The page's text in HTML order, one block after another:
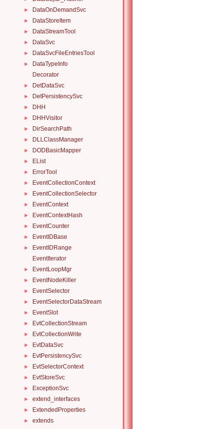
► DataOnDemandSvc
► DataStoreItem
► DataStreamTool
► DataSvc
► DataSvcFileEntriesTool
►
DataTypeInfo
Decorator
► DetDataSvc
► DetPersistencySvc
► DHH
► DHHVisitor
► DirSearchPath
► DLLClassManager
► DODBasicMapper
► EList
► ErrorTool
► EventCollectionContext
► EventCollectionSelector
► EventContext
► EventContextHash
► EventCounter
► EventIDBase
►
EventIDRange
EventIterator
► EventLoopMgr
► EventNodeKiller
► EventSelector
► EventSelectorDataStream
► EventSlot
► EvtCollectionStream
► EvtCollectionWrite
► EvtDataSvc
► EvtPersistencySvc
► EvtSelectorContext
► EvtStoreSvc
► ExceptionSvc
► extend_interfaces
► ExtendedProperties
► extends